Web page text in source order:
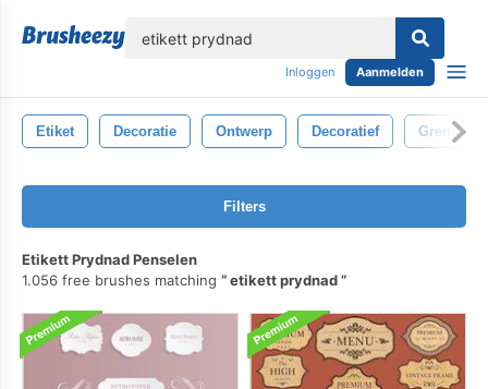
Inloggen Aanmelden
Etiket Decoratie Ontwerp Decoratief Grens
Filters
Etikett Prydnad Penselen
1.056 free brushes matching
etikett prydnad